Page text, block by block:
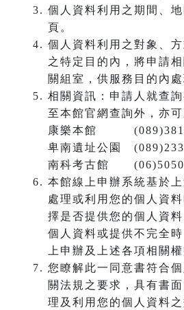
個人資料利用之期間、
頁。
個人資料利用之對象、
之特定目的內，將申請
關組室，供服務目的內處
相關資訊：申請人就查
至本館官網查詢外，亦可
康樂本館
卑南遺址公園
南科考古館
本館線上申辦系統基於上
處理或利用您的個人資
擇是否提供您的個人資
個人資料或提供不完全
上申辦及上述各項相關權
您瞭解此一同意書符合
關法規之要求，具有書
理及利用您的個人資料之